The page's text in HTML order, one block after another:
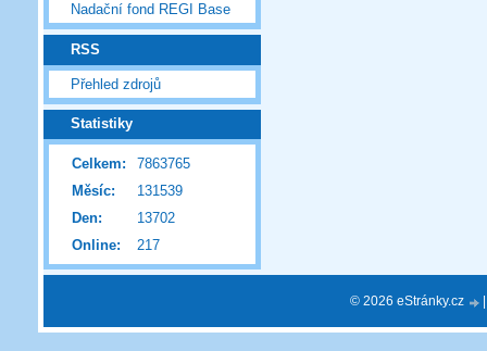
Nadační fond REGI Base
RSS
Přehled zdrojů
Statistiky
Online: 217
Celkem:
7863765
Měsíc:
131539
Den:
13702
© 2026 eStránky.cz